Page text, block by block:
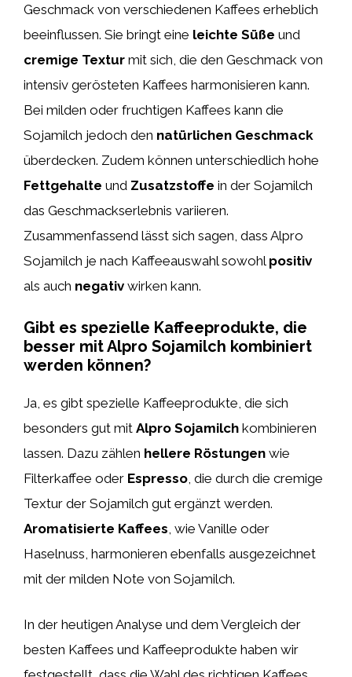
Geschmack von verschiedenen Kaffees erheblich
beeinflussen. Sie bringt eine leichte Süße und
cremige Textur mit sich, die den Geschmack von
intensiv gerösteten Kaffees harmonisieren kann.
Bei milden oder fruchtigen Kaffees kann die
Sojamilch jedoch den natürlichen Geschmack
überdecken. Zudem können unterschiedlich hohe
Fettgehalte und Zusatzstoffe in der Sojamilch
das Geschmackserlebnis variieren.
Zusammenfassend lässt sich sagen, dass Alpro
Sojamilch je nach Kaffeeauswahl sowohl positiv
als auch negativ wirken kann.
Gibt es spezielle Kaffeeprodukte, die
besser mit Alpro Sojamilch kombiniert
werden können?
Ja, es gibt spezielle Kaffeeprodukte, die sich
besonders gut mit Alpro Sojamilch kombinieren
lassen. Dazu zählen hellere Röstungen wie
Filterkaffee oder Espresso, die durch die cremige
Textur der Sojamilch gut ergänzt werden.
Aromatisierte Kaffees, wie Vanille oder
Haselnuss, harmonieren ebenfalls ausgezeichnet
mit der milden Note von Sojamilch.
In der heutigen Analyse und dem Vergleich der
besten Kaffees und Kaffeeprodukte haben wir